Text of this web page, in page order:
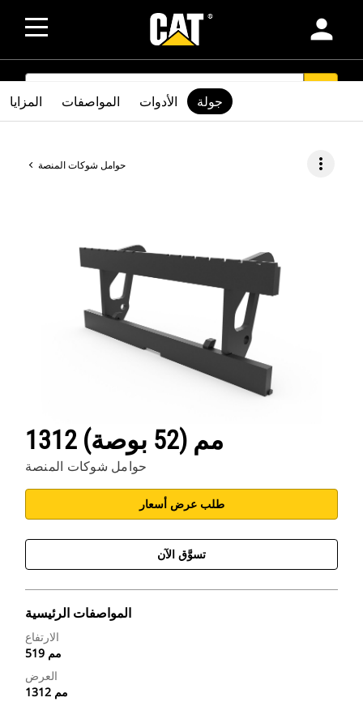
person
SEARCH
حوامل شوكات المنصة more_vert
1312 مم (52 بوصة)
حوامل شوكات المنصة
طلب عرض أسعار
تسوَّق الآن
المواصفات الرئيسية
الارتفاع
519 مم
العرض
1312 مم
المزايا المواصفات الأدوات جولة